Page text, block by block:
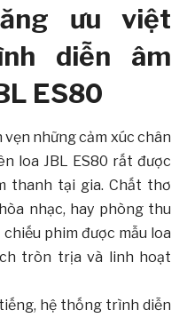
ưu việt
diễn âm
ES80
những cảm xúc chân
loa JBL ES80 rất được
thanh tại gia. Chất thơ
nhạc, hay phòng thu
phim được mẫu loa
tròn trịa và linh hoạt
hệ thống trình diễn